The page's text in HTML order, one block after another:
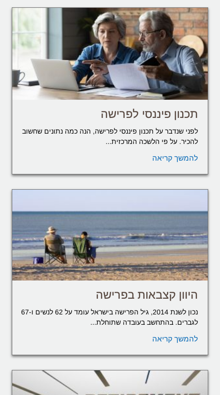
תכנון פיננסי לפרישה
לפני שנדבר על תכנון פיננסי לפרישה, הנה כמה נתונים שחשוב
להכיר. על פי הלשכה המרכזית...
להמשך קריאה
היוון קצבאות בפרישה
נכון לשנת 2014, גיל הפרישה בישראל עומד על 62 לנשים ו-67
לגברים. בהתחשב בעובדה שתוחלת...
להמשך קריאה